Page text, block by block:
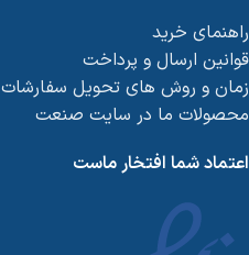
راهنمای خرید
قوانین ارسال و پرداخت
زمان و روش های تحویل سفارشات
محصولات ما در سایت صنعت
اعتماد شما افتخار ماست